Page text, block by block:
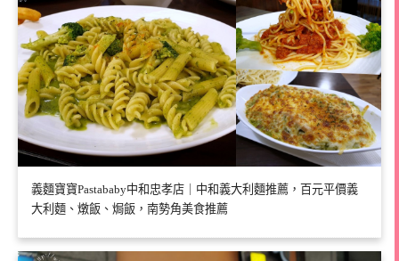
義麵寶寶Pastababy中和忠孝店｜中和義大利麵推薦，百元平價義
大利麵、燉飯、焗飯，南勢角美食推薦